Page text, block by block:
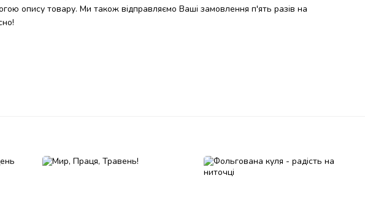
опису товару. Ми також відправляємо Ваші замовлення п'ять разів на